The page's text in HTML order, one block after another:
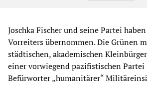
Joschka Fischer und seine Partei
Vorreiters übernommen. Die Grünen
städtischen, akademischen
einer vorwiegend pazifistischen Partei
Befürworter „humanitärer“